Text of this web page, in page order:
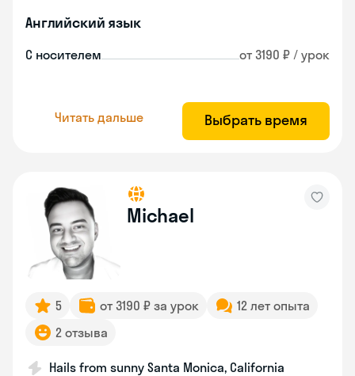
Английский язык
С носителем от 3190 ₽ / урок
Читать дальше Выбрать время
Michael
5 от 3190 ₽ за урок
12 лет опыта
2 отзыва
Hails from sunny Santa Monica, California